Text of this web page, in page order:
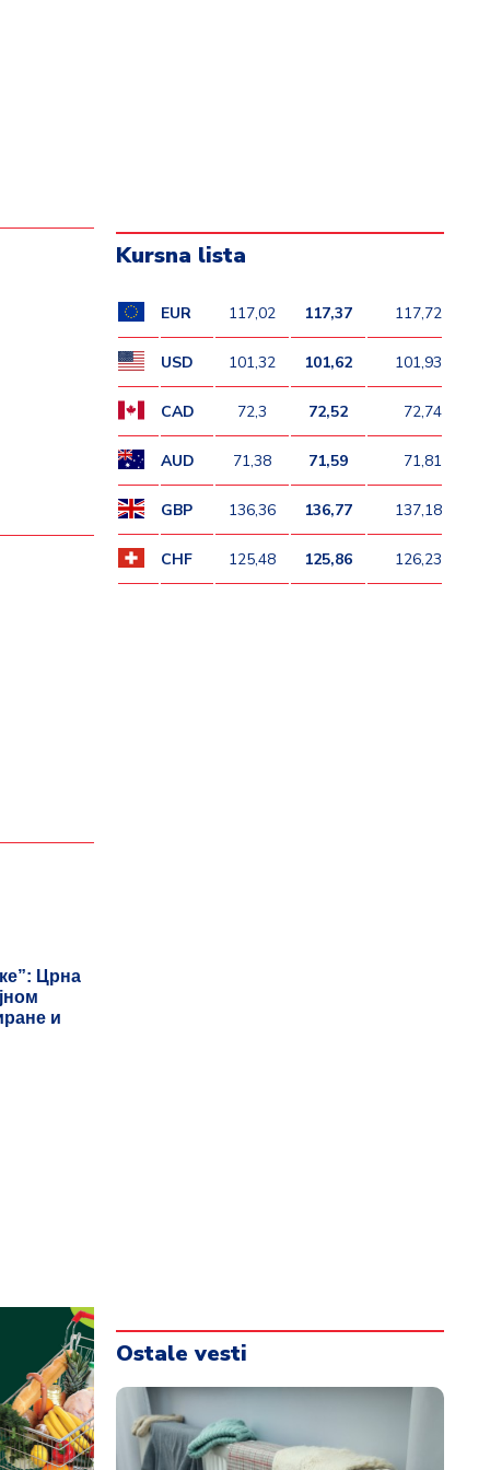
Црна
и
Kursna lista
EUR 117,02 117,37 117,72
USD 101,32 101,62 101,93
CAD 72,3 72,52 72,74
AUD 71,38 71,59 71,81
GBP 136,36 136,77 137,18
CHF 125,48 125,86 126,23
Ostale vesti